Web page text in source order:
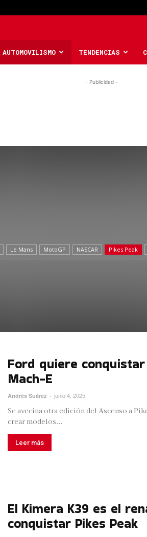
AUTOMOVILISMO TENDENCIAS
- Publicidad -
Le Mans MotoGP NASCAR Pikes Peak
Ford quiere
Mach-E
Andrés Suárez - junio 4, 2025
Se avecina otra edición del Ascenso a
crear modelos...
Leer más
El Kimera K39 es el
conquistar Pikes Peak